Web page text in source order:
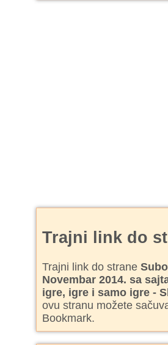
Trajni link do
Trajni link do strane
Novembar 2014. sa
igre, igre i samo igre -
ovu stranu možete
Bookmark.